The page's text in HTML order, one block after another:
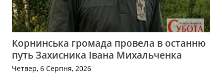
Корнинська громада провела в останню
путь Захисника Івана Михальченка
Четвер, 6 Серпня, 2026